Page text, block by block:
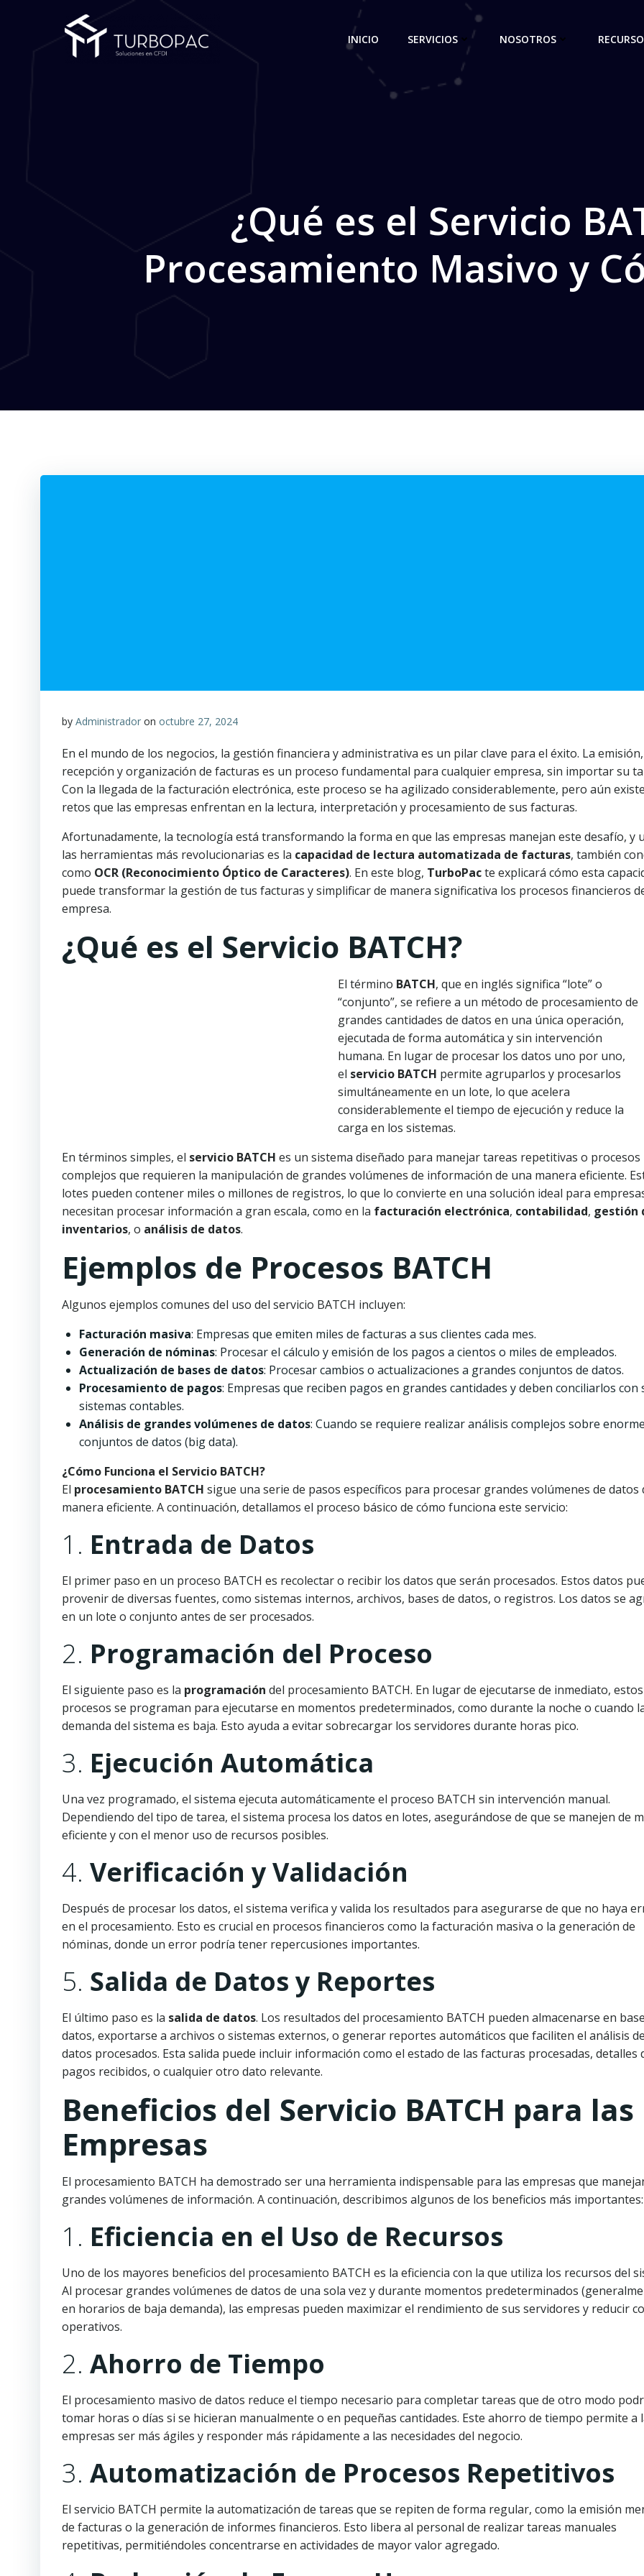
INICIO SERVICIOS NOSOTROS
¿Qué es el Servicio
Procesamiento Masivo y
by Administrador on octubre 27, 2024
En el mundo de los negocios, la gestión financiera y administrativa es un pilar clave para el éxito. La emisión,
recepción y organización de facturas es un proceso fundamental para cualquier empresa, sin importar su
Con la llegada de la facturación electrónica, este proceso se ha agilizado considerablemente, pero aún
retos que las empresas enfrentan en la lectura, interpretación y procesamiento de sus facturas.
Afortunadamente, la tecnología está transformando la forma en que las empresas manejan este desafío, y
las herramientas más revolucionarias es la capacidad de lectura automatizada de facturas, también
como OCR (Reconocimiento Óptico de Caracteres). En este blog, TurboPacte explicará cómo esta
puede transformar la gestión de tus facturas y simplificar de manera significativa los procesos financieros
empresa.
¿Qué es el Servicio BATCH?
El término BATCH, que en inglés significa “lote” o
“conjunto”, se refiere a un método de procesamiento de
grandes cantidades de datos en una única operación,
ejecutada de forma automática y sin intervención
humana. En lugar de procesar los datos uno por uno,
el servicio BATCH permite agruparlos y procesarlos
simultáneamente en un lote, lo que acelera
considerablemente el tiempo de ejecución y reduce la
carga en los sistemas.
En términos simples, el servicio BATCH es un sistema diseñado para manejar tareas repetitivas o procesos
complejos que requieren la manipulación de grandes volúmenes de información de una manera eficiente.
lotes pueden contener miles o millones de registros, lo que lo convierte en una solución ideal para
necesitan procesar información a gran escala, como en la facturación electrónica, contabilidad, gestión
inventarios, o análisis de datos.
Ejemplos de Procesos BATCH
Algunos ejemplos comunes del uso del servicio BATCH incluyen:
Facturación masiva: Empresas que emiten miles de facturas a sus clientes cada mes.
Generación de nóminas: Procesar el cálculo y emisión de los pagos a cientos o miles de empleados.
Actualización de bases de datos: Procesar cambios o actualizaciones a grandes conjuntos de datos.
Procesamiento de pagos: Empresas que reciben pagos en grandes cantidades y deben conciliarlos con
sistemas contables.
Análisis de grandes volúmenes de datos: Cuando se requiere realizar análisis complejos sobre
conjuntos de datos (big data).
¿Cómo Funciona el Servicio BATCH?
El procesamiento BATCH sigue una serie de pasos específicos para procesar grandes volúmenes de datos
manera eficiente. A continuación, detallamos el proceso básico de cómo funciona este servicio:
1. Entrada de Datos
El primer paso en un proceso BATCH es recolectar o recibir los datos que serán procesados. Estos datos
provenir de diversas fuentes, como sistemas internos, archivos, bases de datos, o registros. Los datos se
en un lote o conjunto antes de ser procesados.
2. Programación del Proceso
El siguiente paso es la programación del procesamiento BATCH. En lugar de ejecutarse de inmediato, estos
procesos se programan para ejecutarse en momentos predeterminados, como durante la noche o cuando
demanda del sistema es baja. Esto ayuda a evitar sobrecargar los servidores durante horas pico.
3. Ejecución Automática
Una vez programado, el sistema ejecuta automáticamente el proceso BATCH sin intervención manual.
Dependiendo del tipo de tarea, el sistema procesa los datos en lotes, asegurándose de que se manejen de
eficiente y con el menor uso de recursos posibles.
4. Verificación y Validación
Después de procesar los datos, el sistema verifica y valida los resultados para asegurarse de que no haya
en el procesamiento. Esto es crucial en procesos financieros como la facturación masiva o la generación de
nóminas, donde un error podría tener repercusiones importantes.
5. Salida de Datos y Reportes
El último paso es la salida de datos. Los resultados del procesamiento BATCH pueden almacenarse en
datos, exportarse a archivos o sistemas externos, o generar reportes automáticos que faciliten el análisis
datos procesados. Esta salida puede incluir información como el estado de las facturas procesadas, detalles
pagos recibidos, o cualquier otro dato relevante.
Beneficios del Servicio BATCH para las
Empresas
El procesamiento BATCH ha demostrado ser una herramienta indispensable para las empresas que
grandes volúmenes de información. A continuación, describimos algunos de los beneficios más importantes:
1. Eficiencia en el Uso de Recursos
Uno de los mayores beneficios del procesamiento BATCH es la eficiencia con la que utiliza los recursos del
Al procesar grandes volúmenes de datos de una sola vez y durante momentos predeterminados
en horarios de baja demanda), las empresas pueden maximizar el rendimiento de sus servidores y reducir
operativos.
2. Ahorro de Tiempo
El procesamiento masivo de datos reduce el tiempo necesario para completar tareas que de otro modo
tomar horas o días si se hicieran manualmente o en pequeñas cantidades. Este ahorro de tiempo permite a
empresas ser más ágiles y responder más rápidamente a las necesidades del negocio.
3. Automatización de Procesos Repetitivos
El servicio BATCH permite la automatización de tareas que se repiten de forma regular, como la emisión
de facturas o la generación de informes financieros. Esto libera al personal de realizar tareas manuales
repetitivas, permitiéndoles concentrarse en actividades de mayor valor agregado.